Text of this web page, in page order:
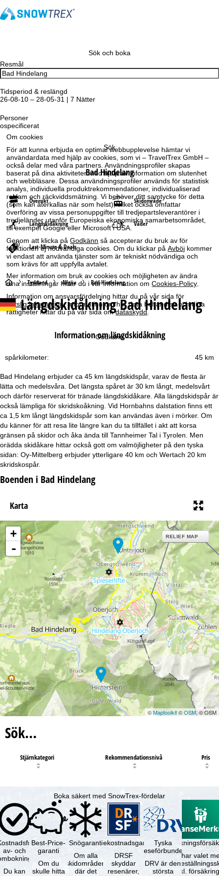
Om cookies
För att kunna erbjuda en optimal webbupplevelse hämtar vi
användardata med hjälp av cookies, som vi – TravelTrex GmbH –
också delar med våra partners. Användningsprofiler skapas
baserat på dina aktiviteter med hjälp av information om slutenhet
och webbläsare. Dessa användningsprofiler används för statistisk
analys, individuella produktrekommendationer, individualiserad
reklam och räckviddsmätning. Vi behöver ditt samtycke för detta
(som kan återkallas när som helst), vilket också omfattar
överföring av vissa personuppgifter till tredjepartsleverantörer i
tredjeländer utanför Europeiska ekonomiska samarbetsområdet,
till exempel Google eller Microsoft i USA.
Genom att klicka påGodkänn så accepterar du bruk av för
funktionen ej nödvändiga cookies. Om du klickar påAvböj kommer
vi endast att använda tjänster som är tekniskt nödvändiga och
som krävs för att uppfylla avtalet.
Mer information om bruk av cookies och möjligheten av ändra
dina inställningar hittar du i vår information omCookies-Policy.
Information om ansvarsfördelning hittar du på vår sida för
rättslig information. Information om hur data behandlas och dina
rättigheter hittar du på vår sida omdataskydd.
Godkänn
Sök och boka
Resmål
Tidsperiod & reslängd
26-08-10 – 28-05-31 | 7 Nätter
Personer
ospecificerat
Sök
Bad Hindelang
Översikt Skidområde
Längdskidåkning Väder
Last-Minute & Deals
S
t
t
i
d
a
Tyskland Allgäu Bad Hindelang
Längdskidåkning Bad Hindelang
Information om längdskidåkning
45 km
spårkilometer:
Bad Hindelang erbjuder ca 45 km längdskidspår, varav de flesta är
lätta och medelsvåra. Det längsta spåret är 30 km långt, medelsvårt
och därför reserverat för tränade längdskidåkare. Alla längdskidspår är
också lämpliga för skridskoåkning. Vid Hornbahns dalstation finns ett
ca 1,5 km långt längdskidspår som kan användas även i mörker. Om
du känner för att resa lite längre kan du ta tillfället i akt att korsa
gränsen på skidor och åka ända till Tannheimer Tal i Tyrolen. Men
orädda skidåkare hittar också gott om valmöjligheter på den tyska
sidan: Oy-Mittelberg erbjuder ytterligare 40 km och Wertach 20 km
skridskospår.
Boenden i Bad Hindelang
Karta
+
-
RELIEF MAP
©Maptoolkit©OSM, © OSM
Sök…
Stjärnkategori Rekommendationsnivå Pris
Boka säkert med SnowTrex-fördelar
av- och
Du kan
Best-Price-
garanti
Om du
skulle hitta
Snögaranti
Om alla
skidområden
där det
Resekostnadsgaranti
DRSF
skyddar
resenärer,
Tyska
reseförbundet
DRV är den
största
Du har valet
(inkl.